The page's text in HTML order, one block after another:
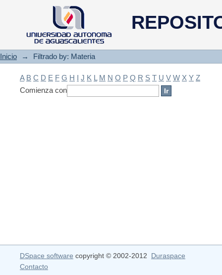
Filtrado by: Materia
Inicio → Filtrado by: Materia
A B C D E F G H I J K L M N O P Q R S T U V W X Y Z
Comienza con
DSpace software copyright © 2002-2012 Duraspace
Contacto